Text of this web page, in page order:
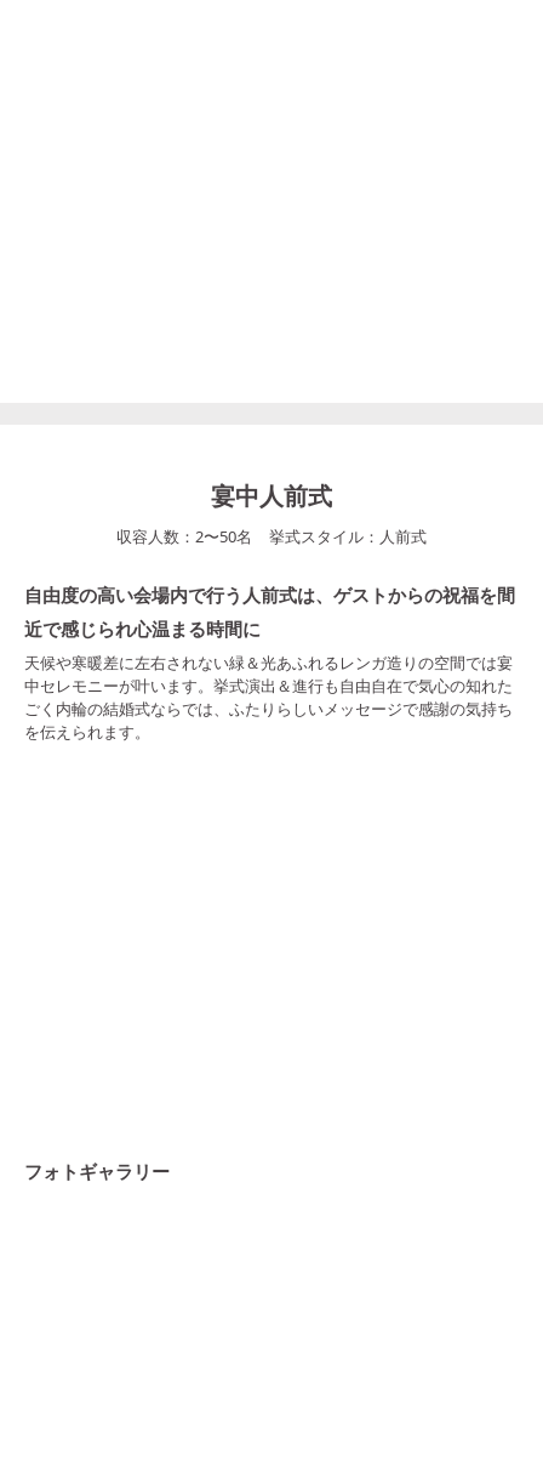
宴中人前式
収容人数： 2〜50名 挙式スタイル： 人前式
自由度の高い会場内で行う人前式は、ゲストからの祝福を間
近で感じられ心温まる時間に
天候や寒暖差に左右されない緑＆光あふれるレンガ造りの空間では宴
中セレモニーが叶います。挙式演出＆進行も自由自在で気心の知れた
ごく内輪の結婚式ならでは、ふたりらしいメッセージで感謝の気持ち
を伝えられます。
フォトギャラリー